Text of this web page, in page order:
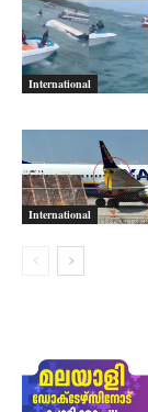
International
International